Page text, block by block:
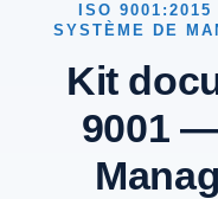
ISO
SYSTÈME DE
Kit
9001